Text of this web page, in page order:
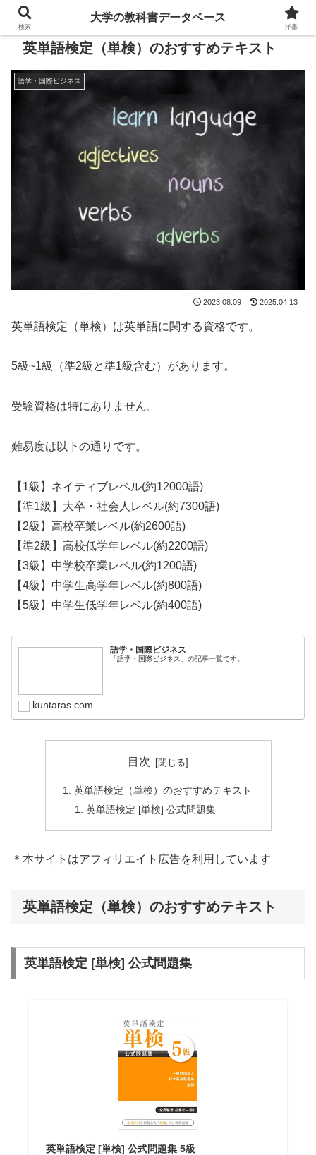
英単語検定（単検）のおすすめテキスト
語学・国際ビジネス
2023.08.09 2025.04.13
英単語検定（単検）は英単語に関する資格です。
5級~1級（準2級と準1級含む）があります。
受験資格は特にありません。
難易度は以下の通りです。
【1級】ネイティブレベル(約12000語)
【準1級】大卒・社会人レベル(約7300語)
【2級】高校卒業レベル(約2600語)
【準2級】高校低学年レベル(約2200語)
【3級】中学校卒業レベル(約1200語)
【4級】中学生高学年レベル(約800語)
【5級】中学生低学年レベル(約400語)
語学・国際ビジネス
「語学・国際ビジネス」の記事一覧です。
kuntaras.com
目次
英単語検定（単検）のおすすめテキスト
英単語検定 [単検] 公式問題集
＊本サイトはアフィリエイト広告を利用しています
英単語検定（単検）のおすすめテキスト
英単語検定 [単検] 公式問題集
英単語検定 [単検] 公式問題集 5級
検索
大学の教科書データベース
洋書